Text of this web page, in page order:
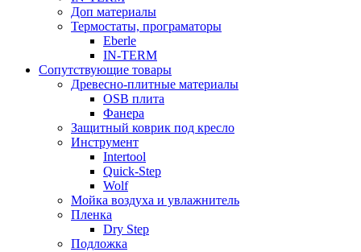
Доп материалы
Термостаты, програматоры
Eberle
IN-TERM
Сопутствующие товары
Древесно-плитные материалы
OSB плита
Фанера
Защитный коврик под кресло
Инструмент
Intertool
Quick-Step
Wolf
Мойка воздуха и увлажнитель
Пленка
Dry Step
Подложка